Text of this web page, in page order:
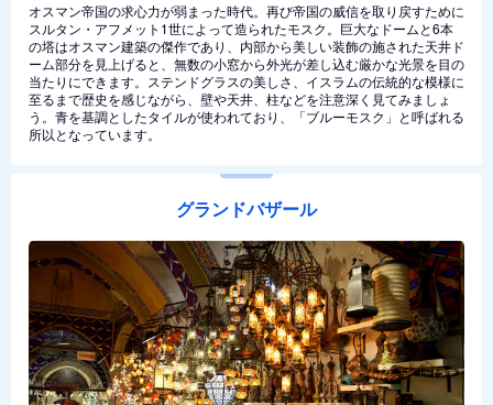
オスマン帝国の求心力が弱まった時代。再び帝国の威信を取り戻すために
スルタン・アフメット1世によって造られたモスク。巨大なドームと6本
の塔はオスマン建築の傑作であり、内部から美しい装飾の施された天井ド
ーム部分を見上げると、無数の小窓から外光が差し込む厳かな光景を目の
当たりにできます。ステンドグラスの美しさ、イスラムの伝統的な模様に
至るまで歴史を感じながら、壁や天井、柱などを注意深く見てみましょ
う。青を基調としたタイルが使われており、「ブルーモスク」と呼ばれる
所以となっています。
グランドバザール